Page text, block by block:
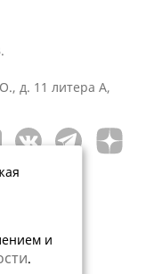
д. 11 литера А,
и
.